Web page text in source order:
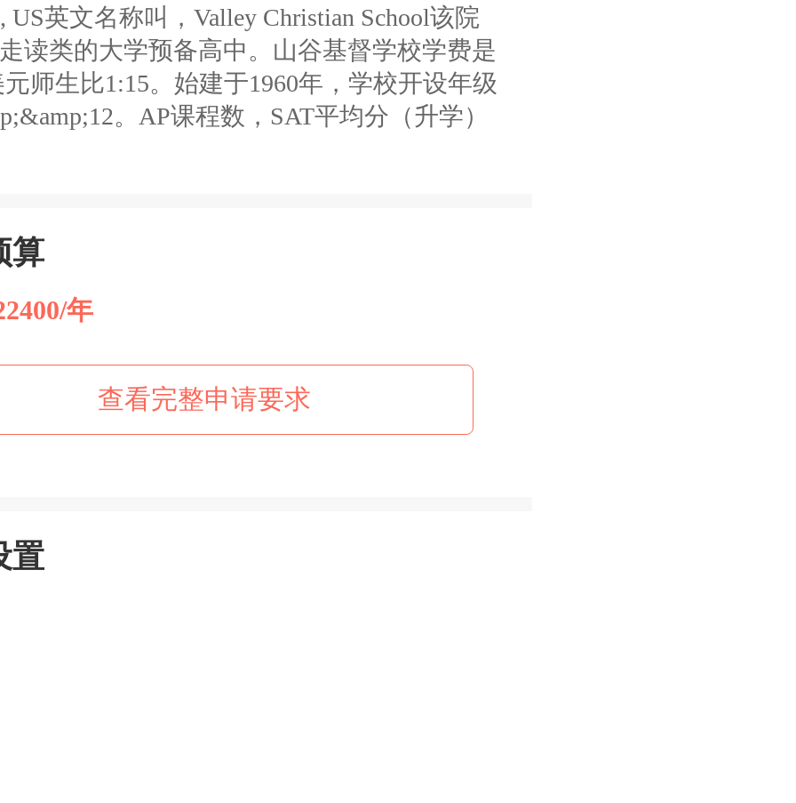
US英文名称叫，Valley Christian School该院
读类的大学预备高中。山谷基督学校学费是
元师生比1:15。始建于1960年，学校开设年级
。AP课程数，SAT平均分（升学）
算
年
查看完整申请要求
置